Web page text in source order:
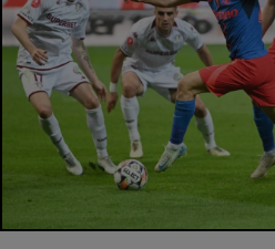
Echipa Națională
U21
Fotbal feminin
Special
Diverse
Inedit